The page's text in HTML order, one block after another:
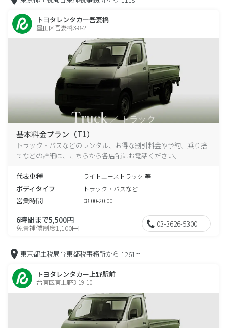
トヨタレンタカー吾妻橋
墨田区吾妻橋3-8-2
基本料金プラン（T1）
トラック・バスなどのレンタル、お得な割引料金や予約、乗り捨
てなどの詳細は、こちらから各店舗にお電話ください。
代表車種 ライトエーストラック 等
ボディタイプ トラック・バスなど
営業時間 08:00-20:00
6時間まで5,500円
免責補償制度1,100円 03-3626-5300
東京都主税局台東都税事務所から 1261m
トヨタレンタカー上野駅前
台東区東上野3-19-10